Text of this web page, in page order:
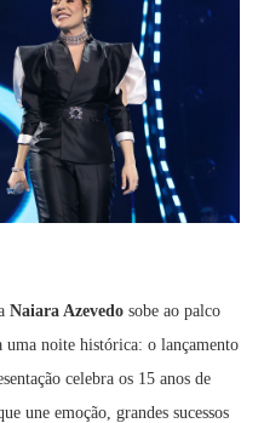
Naiara Azevedo sobe ao palco
noite histórica: o lançamento
celebra os 15 anos de
une emoção, grandes sucessos